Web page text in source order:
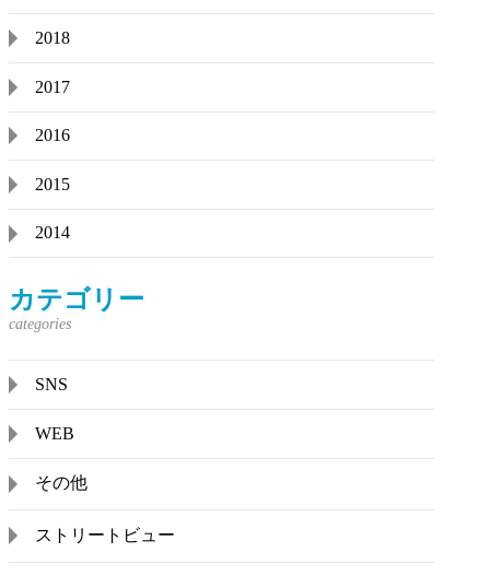
2018
2017
2016
2015
2014
カテゴリー
SNS
WEB
その他
ストリートビュー